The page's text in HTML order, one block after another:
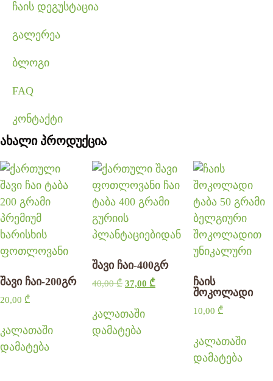
ჩაის დეგუსტაცია
გალერეა
ბლოგი
FAQ
კონტაქტი
ახალი პროდუქცია
შავი ჩაი-200გრ
20,00 ₾
კალათაში
დამატება
შავი ჩაი-400გრ
40,00₾ 37,00 ₾
კალათაში
დამატება
ჩაის
შოკოლადი
10,00 ₾
კალათაში
დამატება